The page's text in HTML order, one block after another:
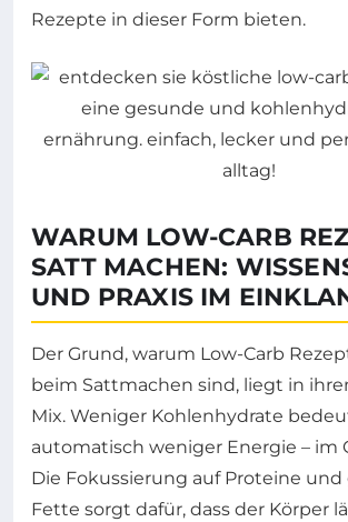
Rezepte in dieser Form bieten.
WARUM LOW-CARB
SATT MACHEN:
UND PRAXIS IM
Der Grund, warum Low-Carb
beim Sattmachen sind, liegt in
Mix. Weniger Kohlenhydrate
automatisch weniger Energie – im
Die Fokussierung auf Proteine
Fette sorgt dafür, dass der Körper